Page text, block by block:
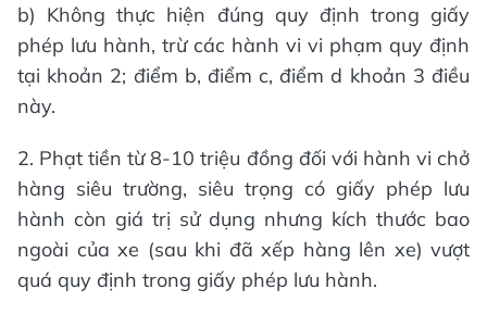
b) Không thực hiện đúng quy định trong giấy
phép lưu hành, trừ các hành vi vi phạm quy định
tại khoản 2; điểm b, điểm c, điểm d khoản 3 điều
này.
2. Phạt tiền từ 8-10 triệu đồng đối với hành vi chở
hàng siêu trường, siêu trọng có giấy phép lưu
hành còn giá trị sử dụng nhưng kích thước bao
ngoài của xe (sau khi đã xếp hàng lên xe) vượt
quá quy định trong giấy phép lưu hành.